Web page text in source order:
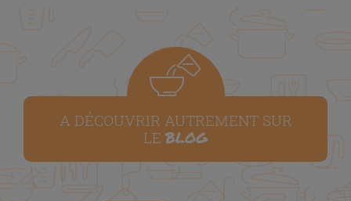
A DÉCOUVRIR AUTREMENT SUR
LEBLOG